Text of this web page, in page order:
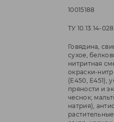
10015188
ТУ 10.13.14-
Говядина,
сухое,
нитритная
окраски-
(Е450, Е451),
пряности и
чеснок;
натрия),